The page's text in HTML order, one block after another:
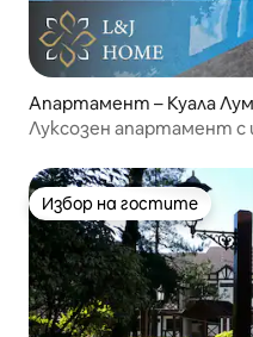
Апартамент – Куала
Луксозен апартамент с
Избор на гостите
Избор на гостите